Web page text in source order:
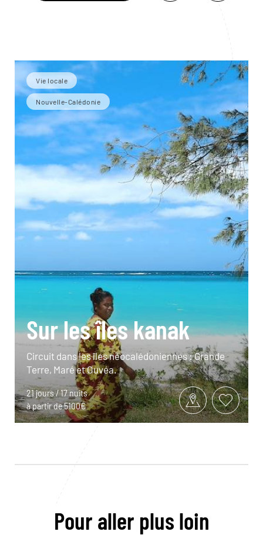
Vie locale
Nouvelle-Calédonie
Sur les îles kanak
Circuit dans les îles néocalédoniennes : Grande
Terre, Maré et Ouvéa.
21 jours / 17 nuits
à partir de 5100€
Pour aller plus loin